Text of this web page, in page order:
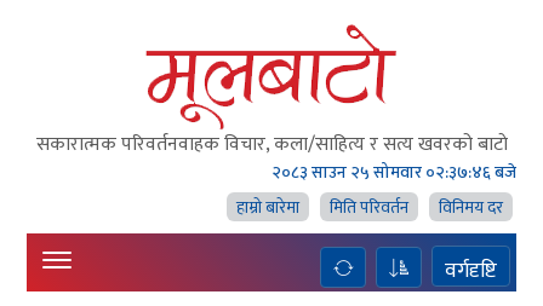
सकारात्मक परिवर्तनवाहक विचार, कला/साहित्य र सत्य खवरको बाटाे
२०८३ साउन २५ सोमवार०२:३७:४७ बजे
हाम्राे बारेमा
मिति परिवर्तन विनिमय दर
वर्गदृष्टि